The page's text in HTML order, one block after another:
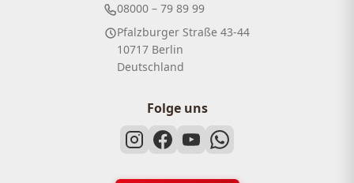
08000 – 79 89 99
Pfalzburger Straße 43-44
10717 Berlin
Deutschland
Folge uns